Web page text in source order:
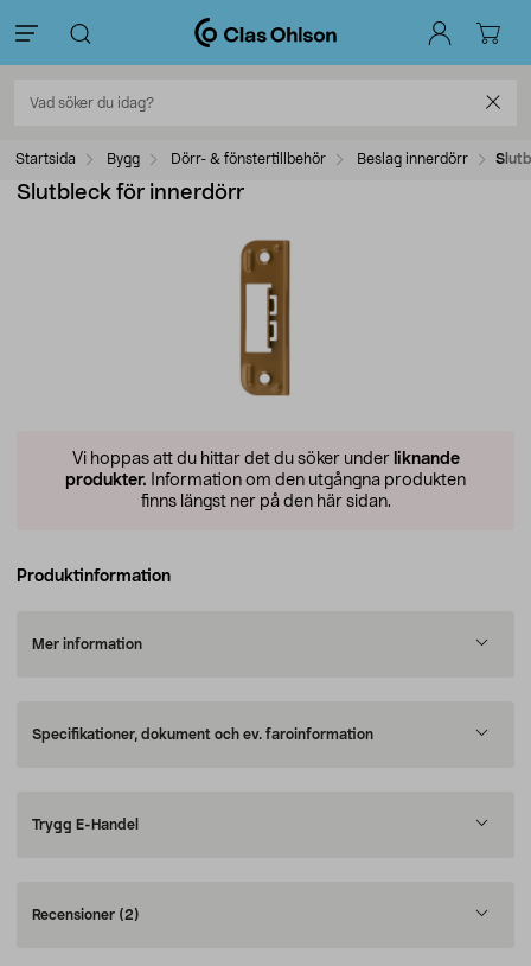
Startsida Bygg Dörr- & fönstertillbehör Beslag innerdörr
Slutbleck för innerdörr
Vi hoppas att du hittar det du söker under liknande
produkter. Information om den utgångna produkten
finns längst ner på den här sidan.
Produktinformation
Mer information
Specifikationer, dokument och ev. faroinformation
Trygg E-Handel
Recensioner (2)